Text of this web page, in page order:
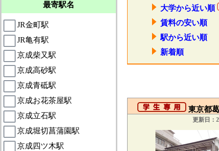
最寄駅名
JR金町駅
JR亀有駅
京成柴又駅
京成高砂駅
京成青砥駅
京成お花茶屋駅
京成立石駅
京成堀切菖蒲園駅
京成四ツ木駅
大学から近い順
賃料の安い順
駅から近い順
新着順
東京都
更新日：